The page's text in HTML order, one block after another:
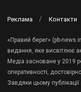
Реклама Контакти
«Правий берег» (pb-
видання, яке висвітлює
Медіа засноване у 2019
оперативності,
Завдяки цьому